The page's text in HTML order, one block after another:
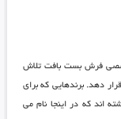
فرش بست بافت تلاش
دهد. برندهایی که برای
اند که در اینجا نام می